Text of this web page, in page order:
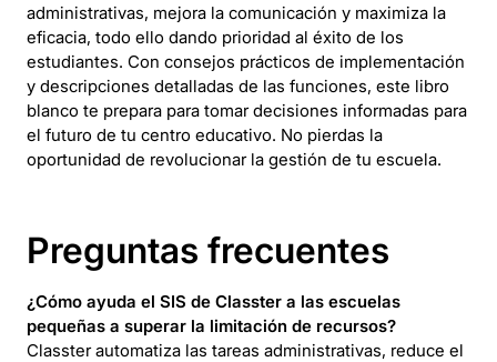
administrativas, mejora la comunicación y maximiza la
eficacia, todo ello dando prioridad al éxito de los
estudiantes. Con consejos prácticos de implementación
y descripciones detalladas de las funciones, este libro
blanco te prepara para tomar decisiones informadas para
el futuro de tu centro educativo. No pierdas la
oportunidad de revolucionar la gestión de tu escuela.
Preguntas frecuentes
¿Cómo ayuda el SIS de Classter a las escuelas
pequeñas a superar la limitación de recursos?
Classter automatiza las tareas administrativas, reduce el